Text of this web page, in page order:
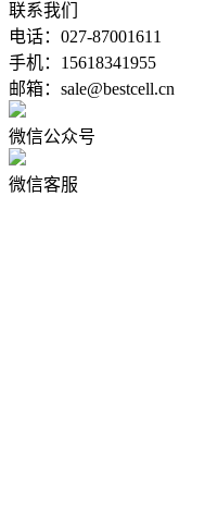
联系我们
电话：027-87001611
手机：15618341955
邮箱：sale@bestcell.cn
微信公众号
微信客服